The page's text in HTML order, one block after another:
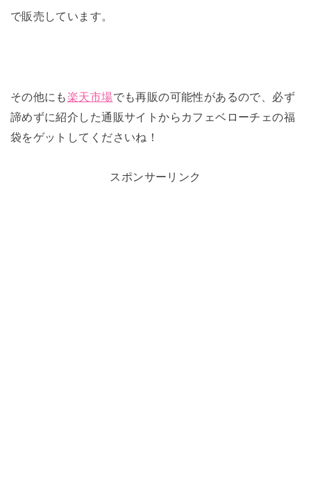
で販売しています。
その他にも楽天市場でも再販の可能性があるので、必ず
諦めずに紹介した通販サイトからカフェベローチェの福
袋をゲットしてくださいね！
スポンサーリンク